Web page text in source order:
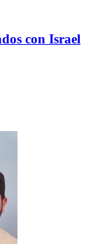
con Israel